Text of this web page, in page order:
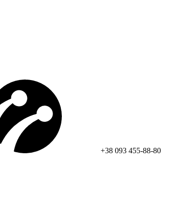
+38 093 455-88-80